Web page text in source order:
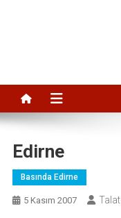
Edirne
Basında Edirne
5 Kasım 2007 Talat